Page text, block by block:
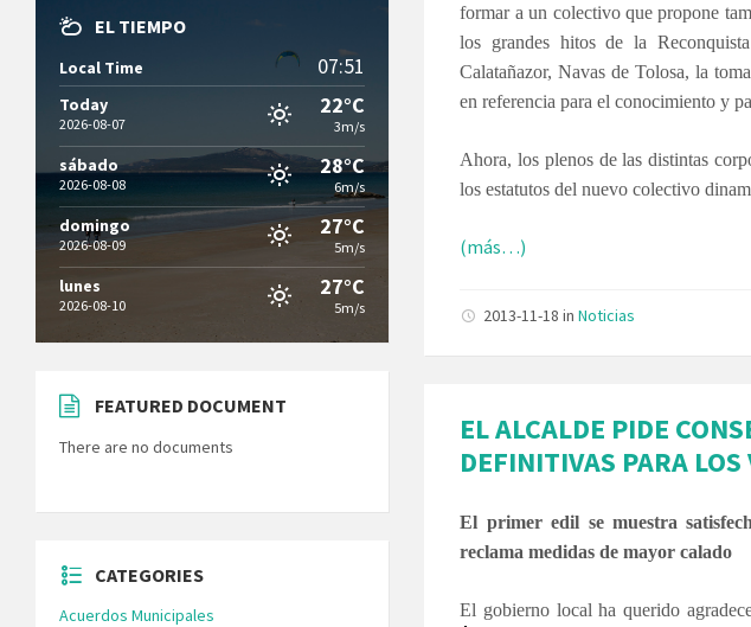
formar a un colectivo que propone
los grandes hitos de la
Calatañazor, Navas de Tolosa, la
en referencia para el conocimiento y
Ahora, los plenos de las distintas
los estatutos del nuevo colectivo
(más…)
2013-11-18inNoticias
EL ALCALDE PIDE
DEFINITIVAS PARA
El primer edil se muestra
reclama medidas de mayor calado
El gobierno local ha querido
EL TIEMPO
Local Time 07:51
Today
2026-08-07
22°C
3m/s
sábado
2026-08-08
28°C
6m/s
domingo
2026-08-09
27°C
5m/s
lunes
2026-08-10
27°C
5m/s
FEATURED DOCUMENT
There are no documents
CATEGORIES
Acuerdos Municipales